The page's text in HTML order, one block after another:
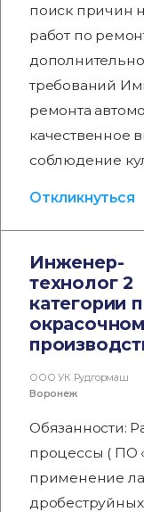
поиск причин
работ по
требований
ремонта
качественное
соблюдение
Откликнуться
Инженер-
технолог 2
категории
ООО УК Рудгормаш
Воронеж
Обязанности:
процессы ( ПО
применение